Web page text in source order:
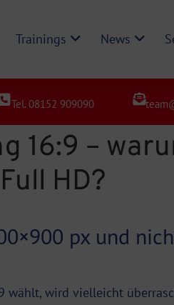
Trainings News
Tel. 08152 909090
16:9 –
HD?
px und
wird vielleicht